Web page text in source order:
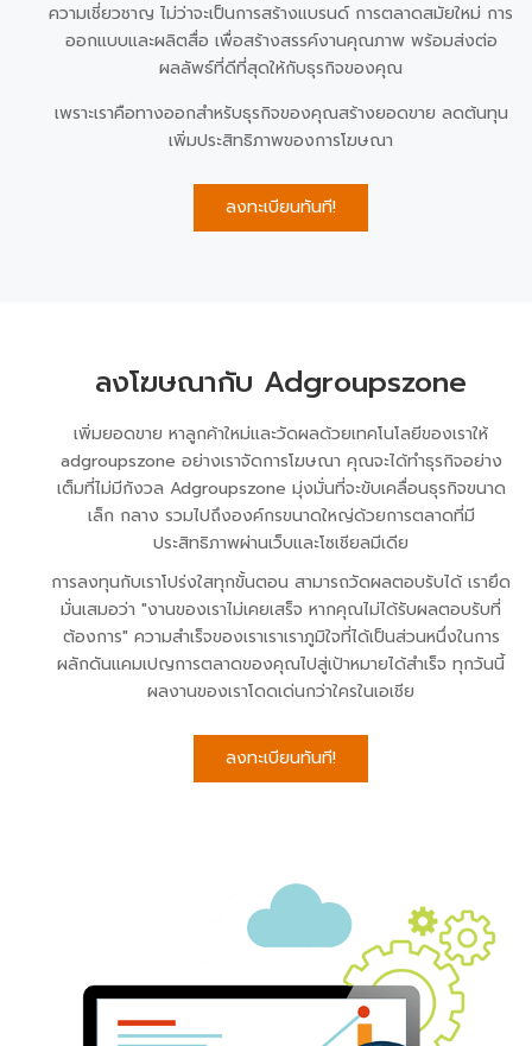
ความเชี่ยวชาญ ไม่ว่าจะเป็นการสร้างแบรนด์ การตลาดสมัยใหม่ การ
ออกแบบและผลิตสื่อ เพื่อสร้างสรรค์งานคุณภาพ พร้อมส่งต่อ
ผลลัพธ์ที่ดีที่สุดให้กับธุรกิจของคุณ
เพราะเราคือทางออกสำหรับธุรกิจของคุณสร้างยอดขาย ลดต้นทุน
เพิ่มประสิทธิภาพของการโฆษณา
ลงทะเบียนทันที!
ลงโฆษณากับ Adgroupszone
เพิ่มยอดขาย หาลูกค้าใหม่และวัดผลด้วยเทคโนโลยีของเราให้
adgroupszone อย่างเราจัดการโฆษณา คุณจะได้ทำธุรกิจอย่าง
เต็มที่ไม่มีกังวล Adgroupszone มุ่งมั่นที่จะขับเคลื่อนธุรกิจขนาด
เล็ก กลาง รวมไปถึงองค์กรขนาดใหญ่ด้วยการตลาดที่มี
ประสิทธิภาพผ่านเว็บและโซเชียลมีเดีย
การลงทุนกับเราโปร่งใสทุกขั้นตอน สามารถวัดผลตอบรับได้ เรายึด
มั่นเสมอว่า "งานของเราไม่เคยเสร็จ หากคุณไม่ได้รับผลตอบรับที่
ต้องการ" ความสำเร็จของเราเราเราภูมิใจที่ได้เป็นส่วนหนึ่งในการ
ผลักดันแคมเปญการตลาดของคุณไปสู่เป้าหมายได้สำเร็จ ทุกวันนี้
ผลงานของเราโดดเด่นกว่าใครในเอเชีย
ลงทะเบียนทันที!